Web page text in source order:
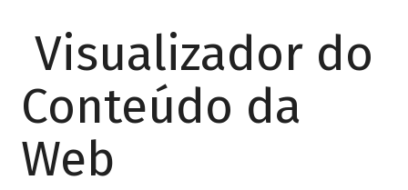
Visualizador do
Conteúdo da
Web